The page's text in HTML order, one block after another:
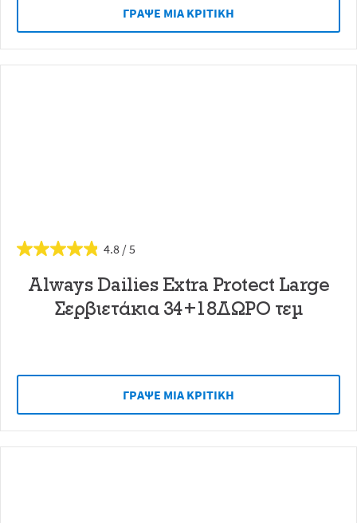
ΓΡAΨΕ ΜIΑ ΚΡΙΤΙΚH
4.8
Always Dailies Extra Protect Large
Σερβιετάκια 34+18ΔΩΡΟ τεμ
ΓΡAΨΕ ΜIΑ ΚΡΙΤΙΚH